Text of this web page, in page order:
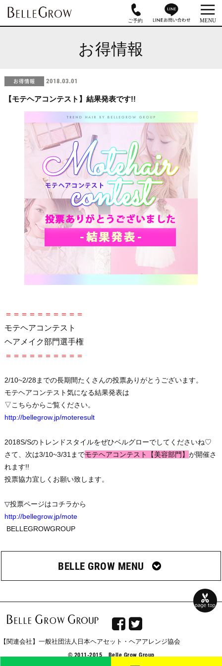
お得情報
お得情報 2018.03.01
【モテヘアコンテスト】結果発表です!!
＝＝＝＝＝＝＝＝＝＝
モテヘアコンテスト
ヘアメイク部門選手権
＝＝＝＝＝＝＝＝＝＝
2/10~2/28までの長期間たくさんの投票ありがとうございます。
モテヘアコンテスト気になる結果発表は
▽こちらからご覧ください。
http://bellegrow.jp/moteresult
2018S/Sのトレンドスタイルをぜひベルグローでしてくださいね♡
さて、次は3/10~3/31までモテヘアコンテスト【美容部門】 が開催さ
れます!!
投票協力宜しくお願い致します。
▽投票ページはコチラから
http://bellegrow.jp/mote
BELLEGROWGROUP
BELLE GROW MENU
 
【関連会社】一般社団法人日本ヘアセット・ヘアアレンジ協会
© 2011-2015 Belle Grow Group